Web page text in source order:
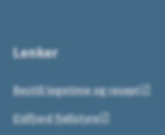
Lenker
Bestill legetime og resept
Eidfjord fjellstyre